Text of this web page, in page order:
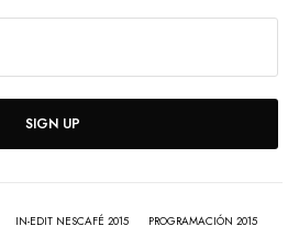
SIGN UP
IN-EDIT NESCAFÉ 2015 PROGRAMACIÓN 2015